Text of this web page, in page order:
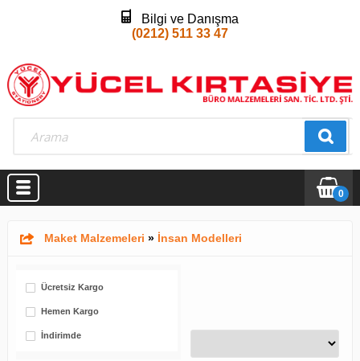
Bilgi ve Danışma
(0212) 511 33 47
0
Maket Malzemeleri » İnsan Modelleri
Ücretsiz Kargo
Hemen Kargo
İndirimde